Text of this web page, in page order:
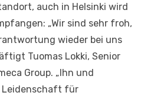
auch in Helsinki wird
„Wir sind sehr froh,
wieder bei uns
Tuomas Lokki, Senior
Group. „Ihn und
Leidenschaft für